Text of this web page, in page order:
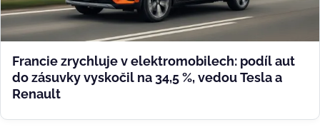
Francie zrychluje v elektromobilech: podíl aut
do zásuvky vyskočil na 34,5 %, vedou Tesla a
Renault